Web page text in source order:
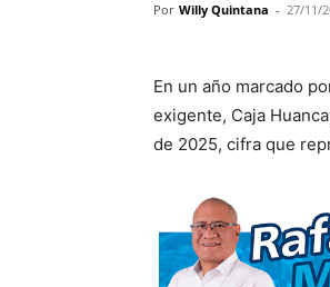
Por Willy Quintana - 27/11/
En un año marcado
exigente, Caja
de 2025, cifra que